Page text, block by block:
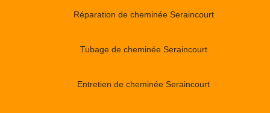
Réparation de cheminée Seraincourt
Tubage de cheminée Seraincourt
Entretien de cheminée Seraincourt